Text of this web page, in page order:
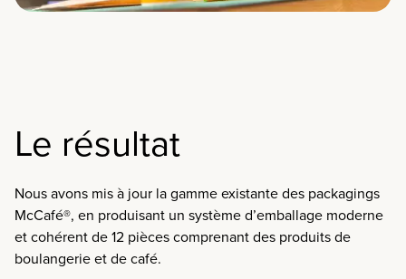
Le résultat
Nous avons mis à jour la gamme existante des packagings
McCafé®, en produisant un système d’emballage moderne
et cohérent de 12 pièces comprenant des produits de
boulangerie et de café.